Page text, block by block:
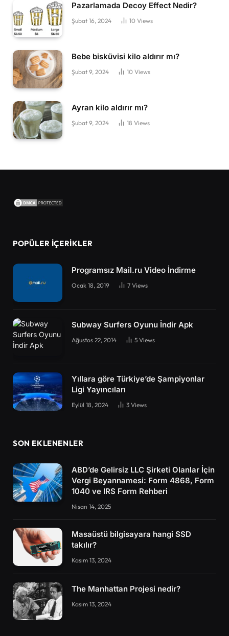
Pazarlamada Decoy Effect Nedir?
Şubat 16, 2024 10 Views
Bebe bisküvisi kilo aldırır mı?
Şubat 9, 2024 10 Views
Ayran kilo aldırır mı?
Şubat 9, 2024 18 Views
POPÜLER İÇERIKLER
Programsız Mail.ru Video İndirme
Ocak 18, 2019 7 Views
Subway Surfers Oyunu İndir Apk
Ağustos 22, 2014 5 Views
Yıllara göre Türkiye’de Şampiyonlar
Ligi Yayıncıları
Eylül 18, 2024 3 Views
SON EKLENENLER
ABD’de Gelirsiz LLC Şirketi Olanlar İçin
Vergi Beyannamesi: Form 4868, Form
1040 ve IRS Form Rehberi
Nisan 14, 2025
Masaüstü bilgisayara hangi SSD
takılır?
Kasım 13, 2024
The Manhattan Projesi nedir?
Kasım 13, 2024